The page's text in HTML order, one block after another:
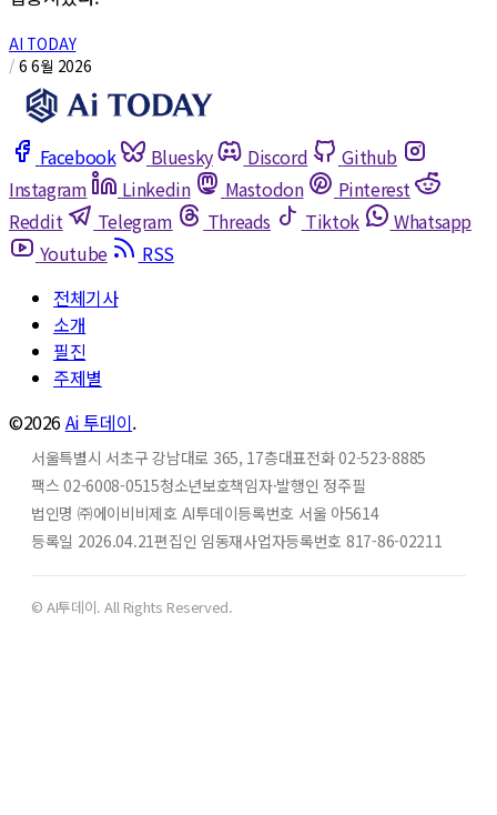
AI TODAY
/ 6 6월 2026
Facebook Bluesky Discord
Github
Instagram
Linkedin Mastodon
Pinterest
Reddit
Telegram Threads Tiktok
Whatsapp
Youtube
RSS
전체기사
소개
필진
주제별
©2026Ai 투데이.
서울특별시 서초구 강남대로 365, 17층대표전화 02-523-8885
팩스 02-6008-0515청소년보호책임자·발행인 정주필
법인명 ㈜에이비비제호 AI투데이등록번호 서울 아5614
등록일 2026.04.21편집인 임동재사업자등록번호 817-86-02211
© AI투데이. All Rights Reserved.